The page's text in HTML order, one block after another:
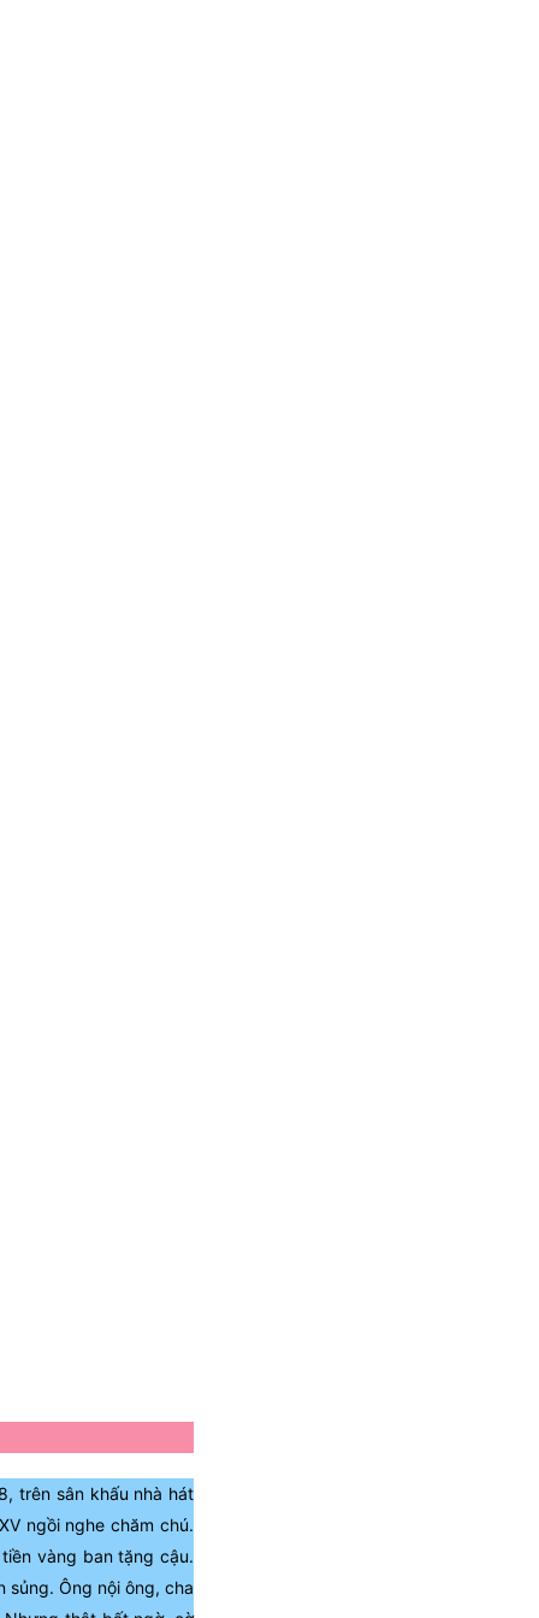
trên sân khấu nhà hát
ngồi nghe chăm chú.
vàng ban tặng cậu.
sủng. Ông nội ông, cha